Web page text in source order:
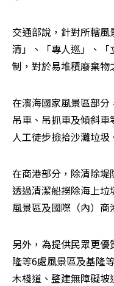
交通部說，針對所轄
清」、「專人巡」、
制，對於易堆積廢棄物
在濱海國家風景區部
吊車、吊抓車及傾斜
人工徒步撿拾沙灘垃圾
在商港部分，除清除
透過清潔船撈除海上
風景區及國際（內）商
另外，為提供民眾更
隆等6處風景區及基隆
木棧道、整建無障礙